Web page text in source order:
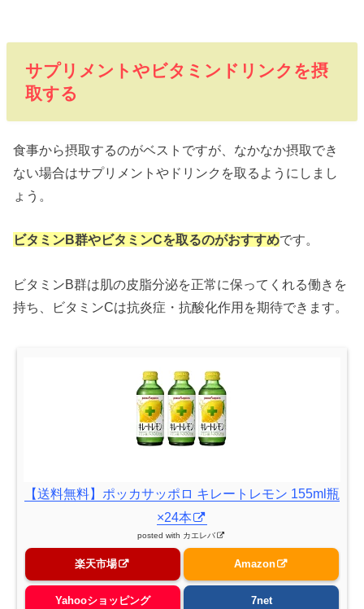
サプリメントやビタミンドリンクを摂
取する
食事から摂取するのがベストですが、なかなか摂取でき
ない場合はサプリメントやドリンクを取るようにしまし
ょう。
ビタミンB群やビタミンCを取るのがおすすめです。
ビタミンB群は肌の皮脂分泌を正常に保ってくれる働きを
持ち、ビタミンCは抗炎症・抗酸化作用を期待できます。
【送料無料】ポッカサッポロ キレートレモン 155ml瓶
×24本
posted with カエレバ
楽天市場 Amazon
Yahooショッピング 7net